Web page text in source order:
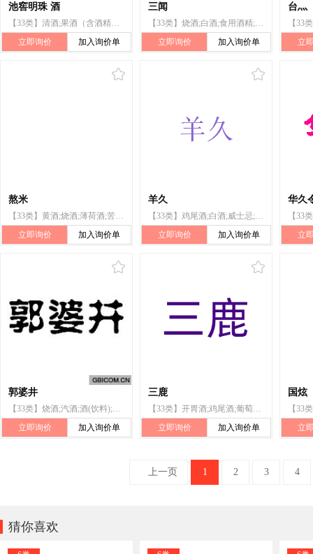
池窖明珠 酒
【33类】清酒;果酒（含酒精）;威士忌;烧酒;鸡尾酒;伏特加酒;白酒;葡萄酒;果酒;米酒
立即询价
加入询价单
三闻
【33类】烧酒;白酒;食用酒精;鸡尾酒;黄酒;伏特加酒;朗姆酒;果酒;葡萄酒;烈酒
立即询价
加入询价单
台灬
立
熬米
【33类】黄酒;烧酒;薄荷酒;苦味酒;清酒;米酒;伏特加酒;白酒;汽酒;开胃酒
立即询价
加入询价单
羊久
【33类】鸡尾酒;白酒;威士忌;白兰地;果酒;葡萄酒;黄酒;伏特加酒;清酒;汽酒
立即询价
加入询价单
华久
立
郭婆井
【33类】烧酒;汽酒;酒(饮料);黄酒;葡萄酒;果酒(含酒精);米酒;白酒;白兰地;伏特加(酒)
立即询价
加入询价单
三鹿
【33类】开胃酒;鸡尾酒;葡萄酒;伏特加酒;威士忌;烧酒;汽酒;黄酒;白酒;食用酒精
立即询价
加入询价单
国炫
立
上一页 1 2 3 4
猜你喜欢